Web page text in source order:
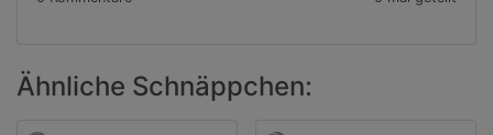
Ähnliche Schnäppchen: